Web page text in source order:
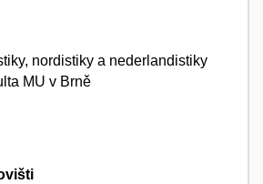
nordistiky a nederlandistiky
MU v Brně